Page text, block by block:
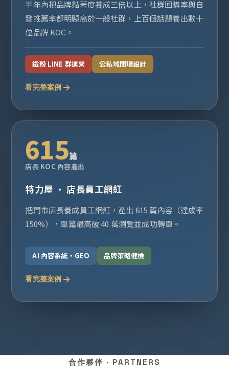
半年內把品牌黏著度養成三倍以上，社群回購率與自
發推薦率都明顯高於一般社群，上百個話題養出數十
位品牌 KOC。
鐵粉 LINE 群運營 公私域閉環設計
看完整案例
615篇
店長 KOC 內容產出
特力屋 · 店長員工網紅
把門市店長養成員工網紅，產出 615 篇內容（達成率
150%），單篇最高破 40 萬瀏覽並成功轉單。
AI 內容系統・GEO 品牌策略健檢
看完整案例
合作夥伴 · PARTNERS